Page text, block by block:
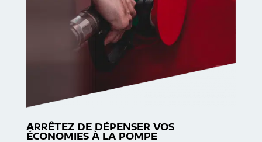
ARRÊTEZ DE DÉPENSER VOS
ÉCONOMIES À LA POMPE